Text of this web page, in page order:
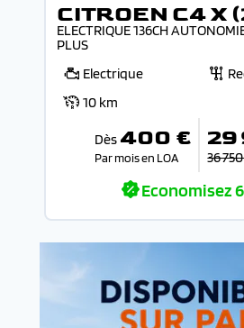
CITROEN C4 X
ELECTRIQUE 136CH
PLUS
Electrique
10 km
Dès 400 €
Par mois en LOA
29
36
Economisez